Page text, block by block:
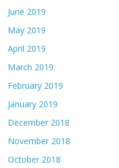
June 2019
May 2019
April 2019
March 2019
February 2019
January 2019
December 2018
November 2018
October 2018